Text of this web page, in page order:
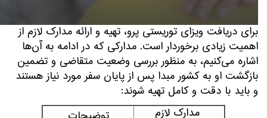
برای دریافت ویزای توریستی پرو، تهیه و ارائه مدارک لازم از
اهمیت زیادی برخوردار است. مدارکی که در ادامه به آن‌ها
اشاره می‌کنیم، به منظور بررسی وضعیت متقاضی و تضمین
بازگشت او به کشور مبدا پس از پایان سفر مورد نیاز هستند
و باید با دقت و کامل تهیه شوند:
مدارک لازم